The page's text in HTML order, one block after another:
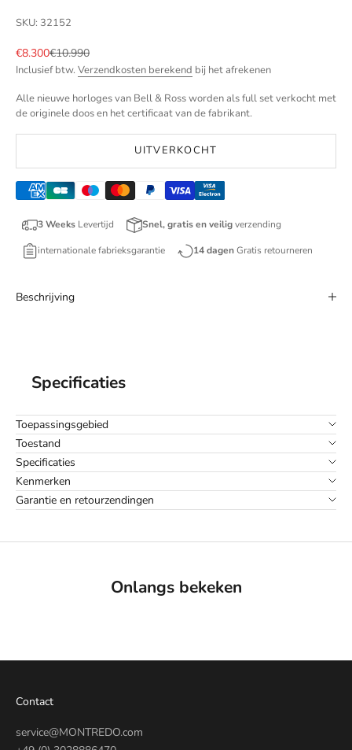
SKU: 32152
Aanbiedingsprijs
€8.300Normale prijs
€10.990
Inclusief btw. Verzendkosten berekend bij het afrekenen
Alle nieuwe horloges van Bell & Ross worden als full set verkocht met
de originele doos en het certificaat van de fabrikant.
UITVERKOCHT
3 Weeks Levertijd Snel, gratis en veiligverzending
internationale fabrieksgarantie 14 dagenGratis retourneren
Beschrijving
Specificaties
Toepassingsgebied
Toestand
Specificaties
Kenmerken
Garantie en retourzendingen
Onlangs bekeken
Contact
service@MONTREDO.com